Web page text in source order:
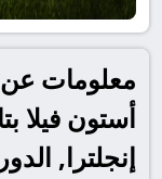
معلومات عن
إنجلترا,